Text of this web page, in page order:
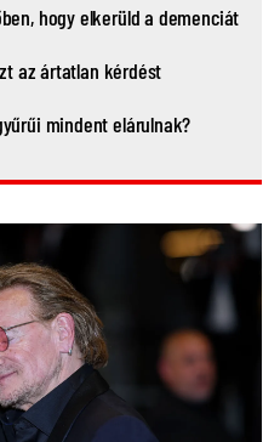
hogy elkerüld a demenciát
az ártatlan kérdést
mindent elárulnak?